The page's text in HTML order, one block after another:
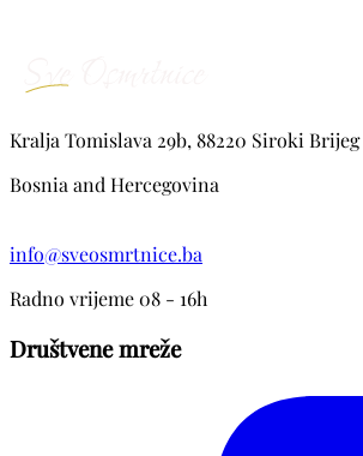
Kralja Tomislava 29b, 88220 Siroki Brijeg
Bosnia and Hercegovina
info@sveosmrtnice.ba
Radno vrijeme 08 - 16h
Društvene mreže